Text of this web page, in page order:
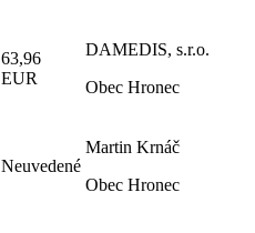
63,96
EUR
DAMEDIS, s.r.o.
Obec Hronec
Neuvedené
Martin Krnáč
Obec Hronec